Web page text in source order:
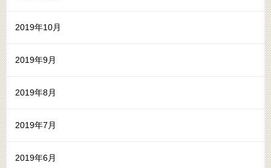
2019年10月
2019年9月
2019年8月
2019年7月
2019年6月